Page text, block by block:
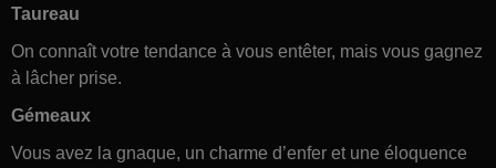
Taureau
On connaît votre tendance à vous entêter, mais vous gagnez
à lâcher prise.
Gémeaux
Vous avez la gnaque, un charme d’enfer et une éloquence